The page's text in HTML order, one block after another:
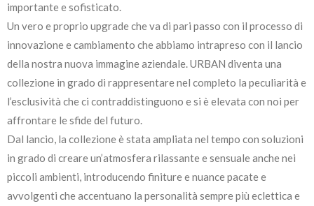
importante e sofisticato.
Un vero e proprio upgrade che va di pari passo con il processo di
innovazione e cambiamento che abbiamo intrapreso con il lancio
della nostra nuova immagine aziendale. URBAN diventa una
collezione in grado di rappresentare nel completo la peculiarità e
l’esclusività che ci contraddistinguono e si è elevata con noi per
affrontare le sfide del futuro.
Dal lancio, la collezione è stata ampliata nel tempo con soluzioni
in grado di creare un’atmosfera rilassante e sensuale anche nei
piccoli ambienti, introducendo finiture e nuance pacate e
avvolgenti che accentuano la personalità sempre più eclettica e